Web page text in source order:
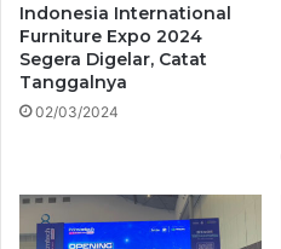
Indonesia International
Furniture Expo 2024
Segera Digelar, Catat
Tanggalnya
02/03/2024